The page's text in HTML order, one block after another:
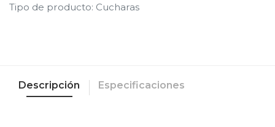
Tipo de producto: Cucharas
Descripción Especificaciones